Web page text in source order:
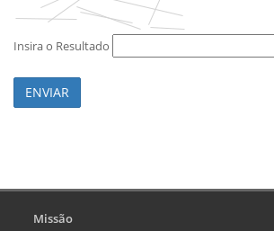
Insira o Resultado
ENVIAR
Missão